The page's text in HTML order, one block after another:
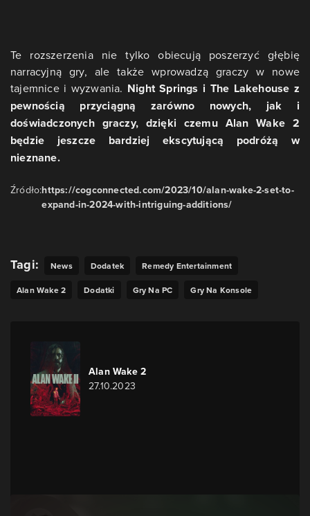
Te rozszerzenia nie tylko obiecują poszerzyć głębię
narracyjną gry, ale także wprowadzą graczy w nowe
tajemnice i wyzwania. Night Springs i The Lakehouse z
pewnością przyciągną zarówno nowych, jak i
doświadczonych graczy, dzięki czemu Alan Wake 2
będzie jeszcze bardziej ekscytującą podróżą w
nieznane.
Źródło:https://cogconnected.com/2023/10/alan-wake-2-set-to-
expand-in-2024-with-intriguing-additions/
Tagi: News Dodatek
Remedy Entertainment
Alan Wake 2
Dodatki Gry Na PC Gry Na Konsole
Alan Wake 2
27.10.2023